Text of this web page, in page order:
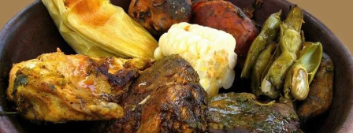
d
e
l
a
p
u
d
e
s
d
e
l